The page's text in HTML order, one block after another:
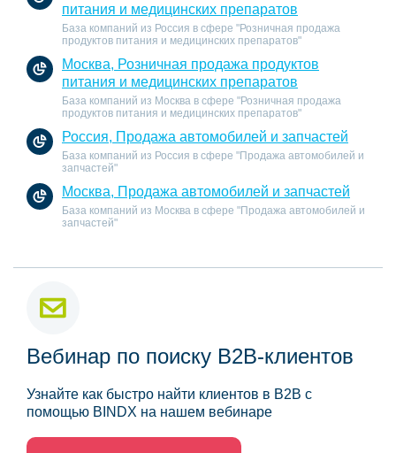
питания и медицинских препаратов
База компаний из Россия в сфере "Розничная продажа
продуктов питания и медицинских препаратов"
Москва, Розничная продажа продуктов
питания и медицинских препаратов
База компаний из Москва в сфере "Розничная продажа
продуктов питания и медицинских препаратов"
Россия, Продажа автомобилей и запчастей
База компаний из Россия в сфере "Продажа автомобилей и
запчастей"
Москва, Продажа автомобилей и запчастей
База компаний из Москва в сфере "Продажа автомобилей и
запчастей"
Вебинар по поиску B2B-клиентов
Узнайте как быстро найти клиентов в B2B с
помощью BINDX на нашем вебинаре